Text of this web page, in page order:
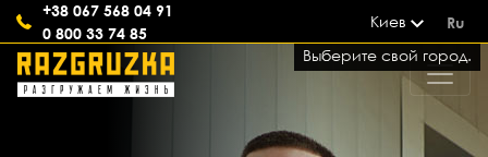
+38 067 568 04 91
0 800 33 74 85
Киев Ru
Выберите свой город.